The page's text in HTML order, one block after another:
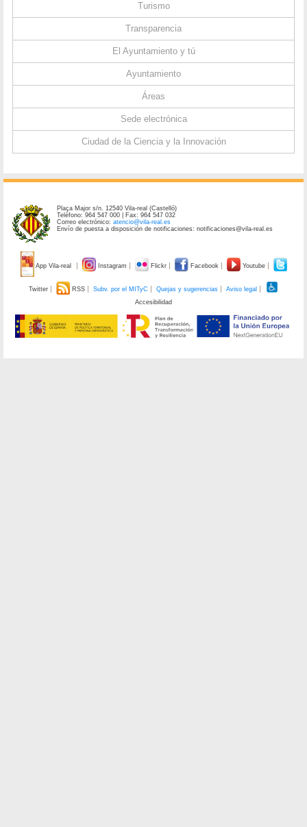
Turismo
Transparencia
El Ayuntamiento y tú
Ayuntamiento
Áreas
Sede electrónica
Ciudad de la Ciencia y la Innovación
Plaça Major s/n. 12540 Vila-real (Castelló)
Teléfono: 964 547 000 | Fax: 964 547 032
Correo electrónico:atencio@vila-real.es
Envío de puesta a disposición de notificaciones: notificaciones@vila-real.es
App Vila-real Instagram Flickr Facebook Youtube
Twitter RSS Subv. por el MITyC Quejas y sugerencias
Aviso legal
Accesibilidad